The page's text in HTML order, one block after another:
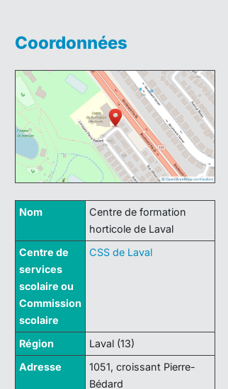
Coordonnées
Nom
Centre de formation
horticole de Laval
Centre de
services
scolaire ou
Commission
scolaire
CSS de Laval
Région
Laval (13)
Adresse
1051, croissant Pierre-
Bédard